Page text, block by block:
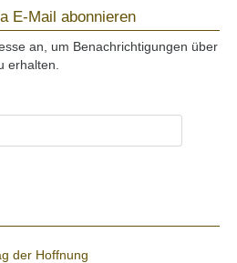
E-Mail abonnieren
an, um Benachrichtigungen über
erhalten.
der Hoffnung